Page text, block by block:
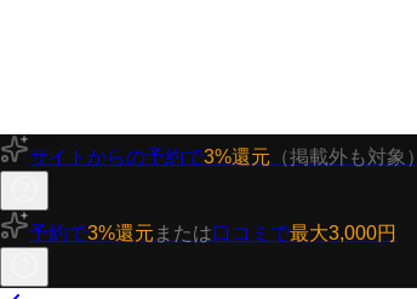
サイトからの予約で3%還元 （掲載外も対象）
予約で3%還元 または口コミで最大3,000円